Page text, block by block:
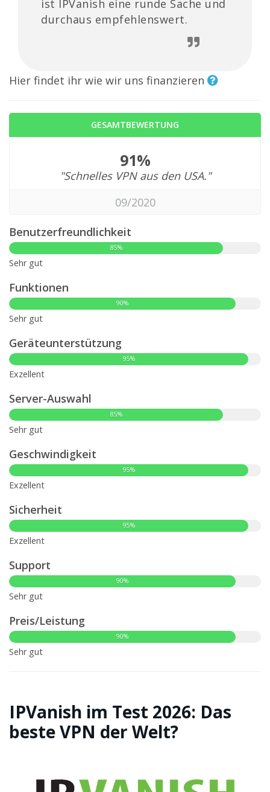
ist IPVanish eine runde Sache und
durchaus empfehlenswert.
Hier findet ihr wie wir uns finanzieren
GESAMTBEWERTUNG
91%
"Schnelles VPN aus den USA."
09/2020
Benutzerfreundlichkeit
85%
Sehr gut
Funktionen
90%
Sehr gut
Geräteunterstützung
95%
Exzellent
Server-Auswahl
85%
Sehr gut
Geschwindigkeit
95%
Exzellent
Sicherheit
95%
Exzellent
Support
90%
Sehr gut
Preis/Leistung
90%
Sehr gut
IPVanish im Test 2026: Das
beste VPN der Welt?